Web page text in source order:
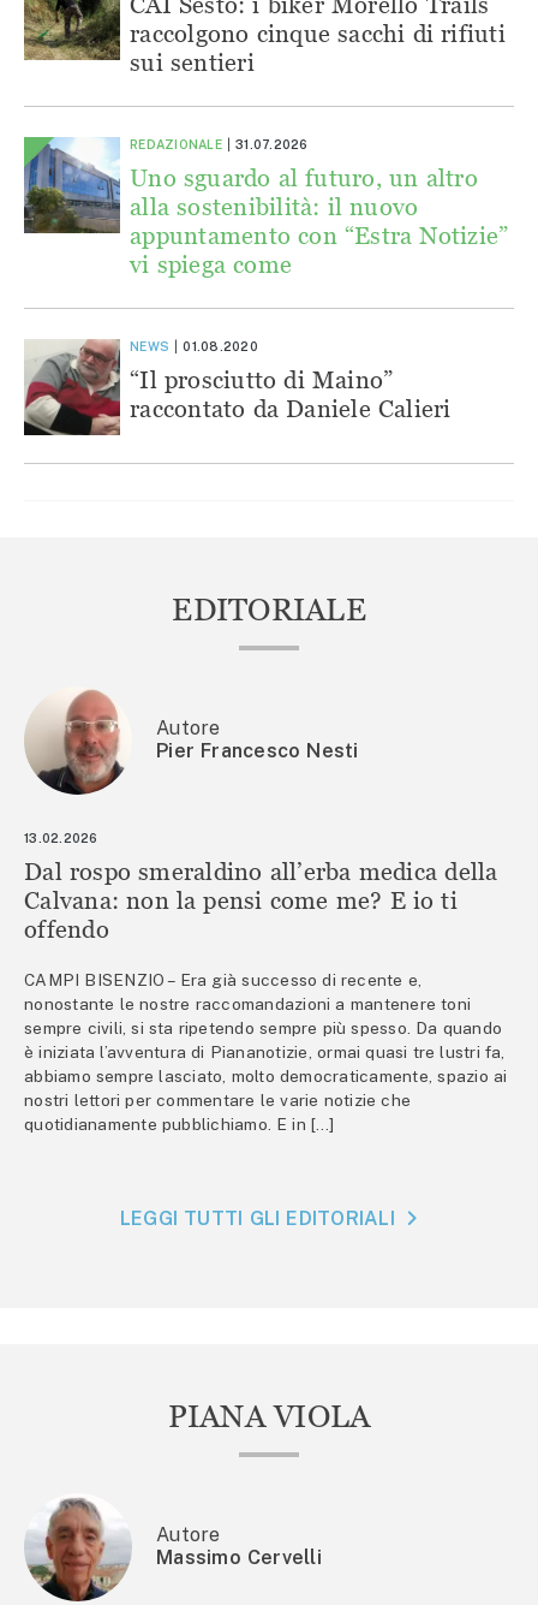
raccolgono cinque sacchi di rifiuti
sui sentieri
REDAZIONALE 31.07.2026
Uno sguardo al futuro, un altro
alla sostenibilità: il nuovo
appuntamento con “Estra Notizie”
vi spiega come
NEWS 01.08.2020
“Il prosciutto di Maino”
raccontato da Daniele Calieri
EDITORIALE
Autore
Pier Francesco Nesti
13.02.2026
Dal rospo smeraldino all’erba medica della
Calvana: non la pensi come me? E io ti
offendo
CAMPI BISENZIO – Era già successo di recente e,
nonostante le nostre raccomandazioni a mantenere toni
sempre civili, si sta ripetendo sempre più spesso. Da quando
è iniziata l’avventura di Piananotizie, ormai quasi tre lustri fa,
abbiamo sempre lasciato, molto democraticamente, spazio ai
nostri lettori per commentare le varie notizie che
quotidianamente pubblichiamo. E in […]
LEGGI TUTTI GLI EDITORIALI
PIANA VIOLA
Autore
Massimo Cervelli